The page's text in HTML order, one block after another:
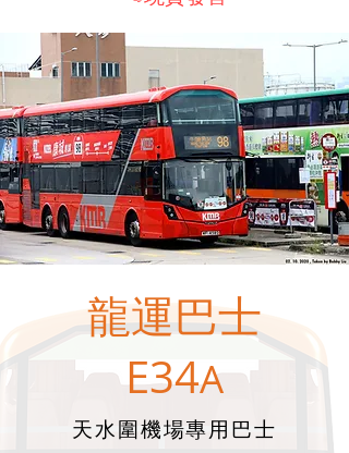
龍運巴士
​E34A
天水圍機場專用巴士